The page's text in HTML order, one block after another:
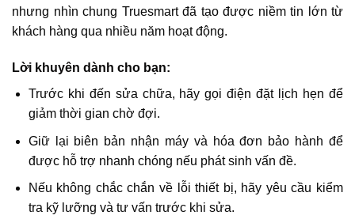
nhưng nhìn chung Truesmart đã tạo được niềm tin lớn từ
khách hàng qua nhiều năm hoạt động.
Lời khuyên dành cho bạn:
Trước khi đến sửa chữa, hãy gọi điện đặt lịch hẹn để
giảm thời gian chờ đợi.
Giữ lại biên bản nhận máy và hóa đơn bảo hành để
được hỗ trợ nhanh chóng nếu phát sinh vấn đề.
Nếu không chắc chắn về lỗi thiết bị, hãy yêu cầu kiểm
tra kỹ lưỡng và tư vấn trước khi sửa.